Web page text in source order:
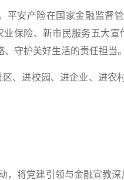
平安产险在国家金融监督
保险、新市民服务五大
守护美好生活的责任担当。
区、进校园、进企业、进农
，将党建引领与金融宣教